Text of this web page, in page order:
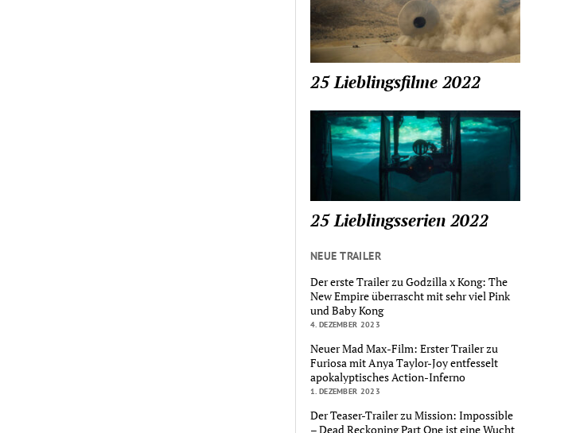
25 Lieblingsfilme 2022
25 Lieblingsserien 2022
NEUE TRAILER
Der erste Trailer zu Godzilla x Kong: The
New Empire überrascht mit sehr viel Pink
und Baby Kong
4. DEZEMBER 2023
Neuer Mad Max-Film: Erster Trailer zu
Furiosa mit Anya Taylor-Joy entfesselt
apokalyptisches Action-Inferno
1. DEZEMBER 2023
Der Teaser-Trailer zu Mission: Impossible
– Dead Reckoning Part One ist eine Wucht